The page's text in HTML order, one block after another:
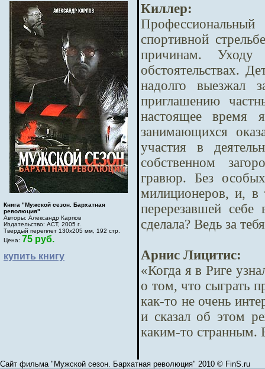
Книга "Мужской сезон. Бархатная
революция"
Авторы: Александр Карпов
Издательство: АСТ, 2005 г.
Твердый переплет 130х205 мм, 192 стр.
Цена: 75 руб.
купить книгу
Киллер:
спортивной
причинам. Уходу
обстоятельствах.
надолго
приглашению
настоящее время
занимающихся
участия в
собственном
гравюр. Без
милиционеров, и, в
перерезавшей
сделала? Ведь за
Арнис Лицитис:
«Когда я в Риге
о том, что сыграть
как-то не очень
и сказал об этом
каким-то странным.
Сайт фильма "Мужской сезон. Бархатная революция" 2010 © FinS.ru